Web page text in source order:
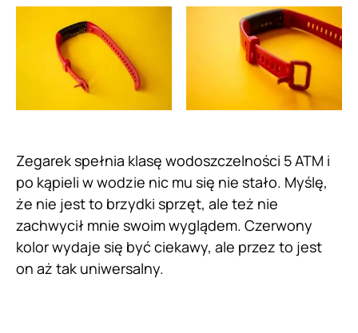
Zegarek spełnia klasę wodoszczelności 5 ATM i
po kąpieli w wodzie nic mu się nie stało. Myślę,
że nie jest to brzydki sprzęt, ale też nie
zachwycił mnie swoim wyglądem. Czerwony
kolor wydaje się być ciekawy, ale przez to jest
on aż tak uniwersalny.